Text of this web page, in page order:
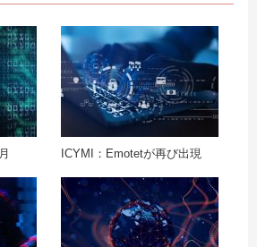
ICYMI：Emotetが再び出現